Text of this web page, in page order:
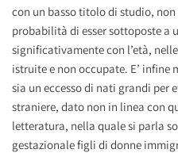
con un basso titolo di studio,
probabilità di esser sottoposte a
significativamente con l’età,
istruite e non occupate. E’ infine
sia un eccesso di nati grandi per
straniere, dato non in linea con
letteratura, nella quale si parla
gestazionale figli di donne